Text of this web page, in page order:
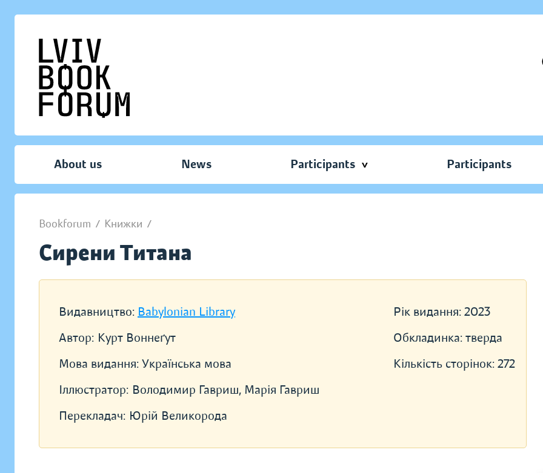
About us News Participants Participants
Bookforum / Книжки /
Сирени Титана
Видавництво: Babylonian Library
Автор: Курт Воннеґут
Мова видання: Українська мова
Іллюстратор: Володимир Гавриш, Марія Гавриш
Перекладач: Юрій Великорода
Рік видання: 2023
Обкладинка: тверда
Кількість сторінок: 272